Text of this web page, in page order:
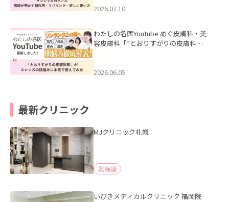
た。
2026.07.10
わたしの名医Youtube めぐ皮膚科・美
容皮膚科「”とおりすがりの皮膚科
2026.06.05
最新クリニック
MJクリニック札幌
北海道
いびきメディカルクリニック 福岡院